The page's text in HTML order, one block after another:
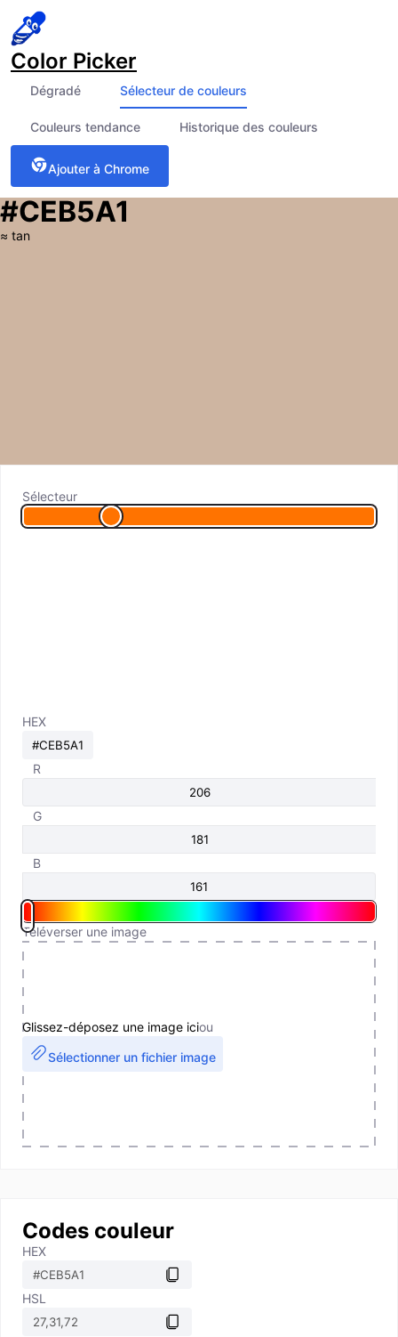
Color Picker
Dégradé Sélecteur de couleurs
Couleurs tendance Historique des couleurs
Ajouter à Chrome
#CEB5A1
≈ tan
Sélecteur
HEX
R
G
B
Téléverser une image
Glissez-déposez une image iciou
Sélectionner un fichier image
Codes couleur
HEX
HSL